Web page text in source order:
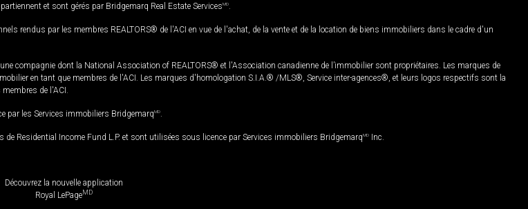
et sont gérés par Bridgemarq Real Estate ServicesMD
rendus par les membres REALTORS® de l'ACI en vue de l'achat, de la vente et de la location de biens immobiliers dans le cadre d'un
compagnie dont la National Association of REALTORS® et l'Association canadienne de l’immobilier sont propriétaires. Les marques de
en tant que membres de l'ACI. Les marques d'homologation S.I.A.® /MLS®, Service inter-agences®, et leurs logos respectifs sont la
de l'ACI.
par les Services immobiliers BridgemarqMD
de Residential Income Fund L.P. et sont utilisées sous licence par Services immobiliers BridgemarqMD Inc.
Découvrez la nouvelle application
Royal LePageMD